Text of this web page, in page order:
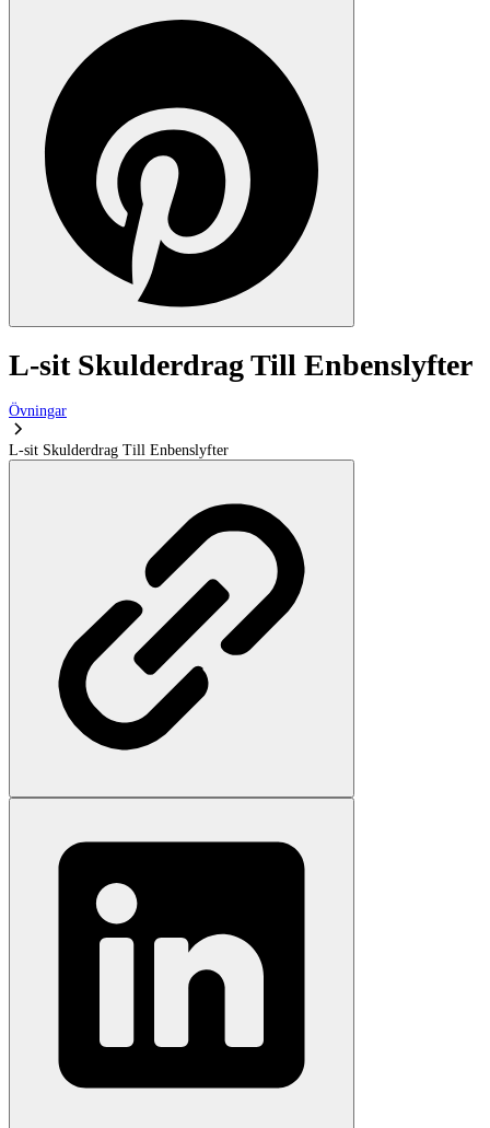
L-sit Skulderdrag Till Enbenslyfter
Övningar
L-sit Skulderdrag Till Enbenslyfter